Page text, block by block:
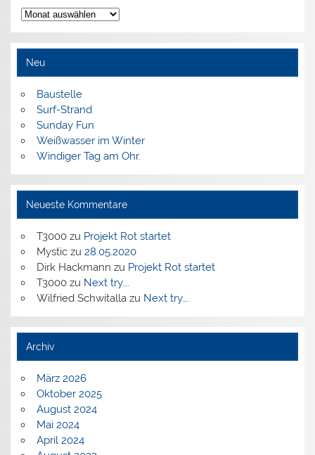
Archiv
Neu
Baustelle
Surf-Strand
Sunday Fun
Weißwasser im Winter
Windiger Tag am Ohr.
Neueste Kommentare
T3000zu Projekt Rot startet
Mysticzu 28.05.2020
Dirk Hackmann zu Projekt Rot startet
T3000zu Next try….
Wilfried Schwitalla zu Next try….
Archiv
März 2026
Oktober 2025
August 2024
Mai 2024
April 2024